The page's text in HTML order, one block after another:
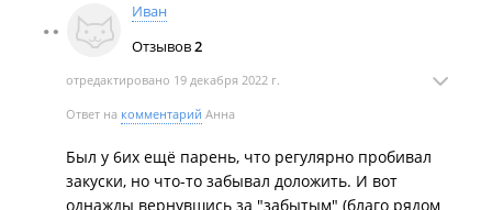
Иван
Отзывов2
отредактировано 19 декабря 2022 г.
Ответ на комментарий Анна
Был у 6их ещё парень, что регулярно пробивал
закуски, но что-то забывал доложить. И вот
однажды вернувшись за "забытым" (благо рядом